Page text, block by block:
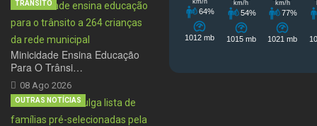
Minicidade Ensina Educação
Para O Trânsi…
08 Ago 2026
TRÂNSITO
OUTRAS NOTÍCIAS